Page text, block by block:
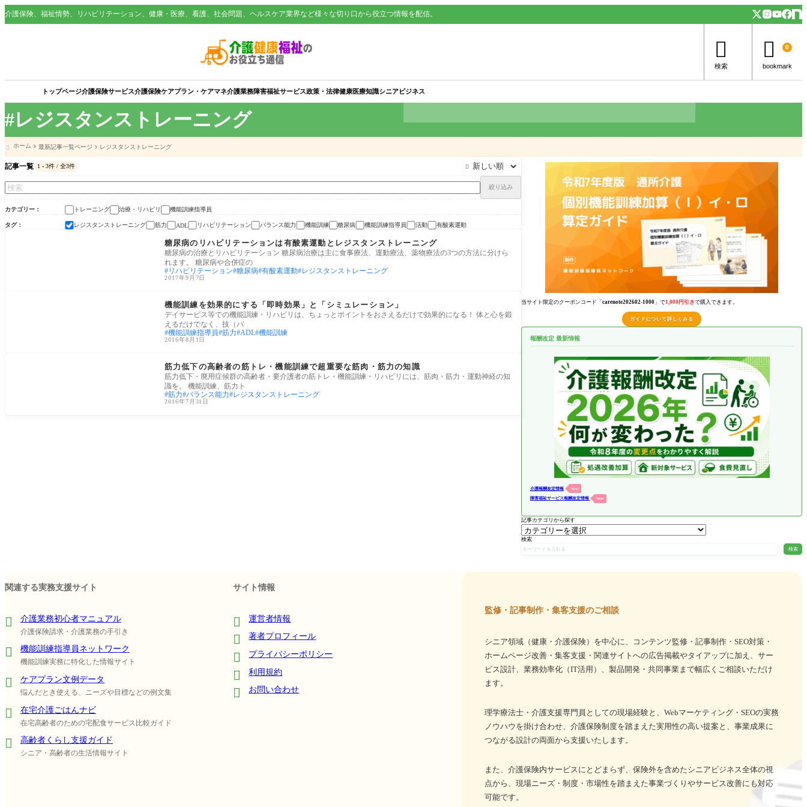
#レジスタンストレーニング
介護保険、福祉情勢、リハビリテーション、健康・医療、看護、社会問題、ヘルスケア業界など様々な切り口から役立つ情報を配信。
トップページ介護保険サービス介護保険ケアプラン・ケアマネ介護業務障害福祉サービス政策・法律健康医療知識シニアビジネス

検索
 0
bookmark
 ホーム 最新記事一覧ページ レジスタンストレーニング
記事一覧 1 - 3件 / 全3件 
絞り込み
カテゴリー トレーニング 治療・リハビリ 機能訓練指導員
タグ レジスタンストレーニング 筋力 ADL リハビリテーション バランス能力 機能訓練 糖尿病 機能訓練指導員 活動 有酸素運動
治療・リハビリ
糖尿病のリハビリテーションは有酸素運動とレジスタンストレーニング
糖尿病の治療とリハビリテーション 糖尿病治療は主に食事療法、運動療法、薬物療法の3つの方法に分けら
れます。 糖尿病や合併症の
リハビリテーション 糖尿病 有酸素運動 レジスタンストレーニング
2017年9月7日
機能訓練を効果的にする「即時効果」と「シミュレーション」
デイサービス等での機能訓練・リハビリは、ちょっとポイントをおさえるだけで効果的になる！ 体と心を鍛
えるだけでなく、技（パ
機能訓練指導員 筋力 ADL 機能訓練
2016年8月1日
筋力低下の高齢者の筋トレ・機能訓練で超重要な筋肉・筋力の知識
筋力低下・廃用症候群の高齢者・要介護者の筋トレ・機能訓練・リハビリには、筋肉・筋力・運動神経の知
識を。 機能訓練、筋力ト
筋力 バランス能力 レジスタンストレーニング
2016年7月31日
当サイト限定のクーポンコード「 carenote202602-1000 」で1,000円引きで購入できます。
ガイドについて詳しくみる
報酬改定 最新情報
介護報酬改定情報 New!
障害福祉サービス報酬改定情報 New!
記事カテゴリから探す
検索
検索
関連する実務支援サイト
介護業務初心者マニュアル
介護保険請求・介護業務の手引き
機能訓練指導員ネットワーク
機能訓練実務に特化した情報サイト
ケアプラン文例データ
悩んだとき使える、ニーズや目標などの例文集
在宅介護ごはんナビ
在宅高齢者のための宅配食サービス比較ガイド
高齢者くらし支援ガイド
シニア・高齢者の生活情報サイト
サイト情報
運営者情報
著者プロフィール
プライバシーポリシー
利用規約
お問い合わせ
監修・記事制作・集客支援のご相談
シニア領域（健康・介護保険）を中心に、コンテンツ監修・記事制作・SEO対策・
ホームページ改善・集客支援・関連サイトへの広告掲載やタイアップに加え、サー
ビス設計、業務効率化（IT活用）、製品開発・共同事業まで幅広くご相談いただけ
ます。
理学療法士・介護支援専門員としての現場経験と、Webマーケティング・SEOの実務
ノウハウを掛け合わせ、介護保険制度を踏まえた実用性の高い提案と、事業成果に
つながる設計の両面から支援いたします。
また、介護保険内サービスにとどまらず、保険外を含めたシニアビジネス全体の視
点から、現場ニーズ・制度・市場性を踏まえた事業づくりやサービス改善にも対応
可能です。